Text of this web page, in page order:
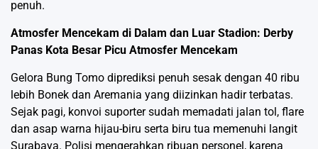
penuh.
Atmosfer Mencekam di Dalam dan Luar Stadion: Derby
Panas Kota Besar Picu Atmosfer Mencekam
Gelora Bung Tomo diprediksi penuh sesak dengan 40 ribu
lebih Bonek dan Aremania yang diizinkan hadir terbatas.
Sejak pagi, konvoi suporter sudah memadati jalan tol, flare
dan asap warna hijau-biru serta biru tua memenuhi langit
Surabaya. Polisi mengerahkan ribuan personel, karena